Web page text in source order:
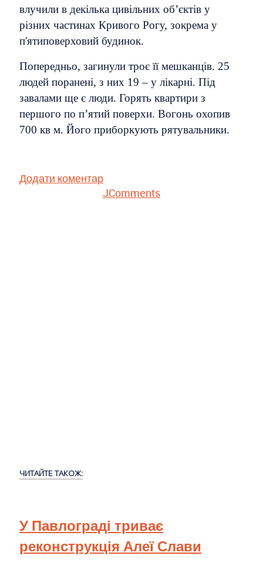
влучили в декілька цивільних об’єктів у
різних частинах Кривого Рогу, зокрема у
п'ятиповерховий будинок.
Попередньо, загинули троє її мешканців. 25
людей поранені, з них 19 – у лікарні. Під
завалами ще є люди. Горять квартири з
першого по п’ятий поверхи. Вогонь охопив
700 кв м. Його приборкують рятувальники.
Додати коментар
JComments
ЧИТАЙТЕ ТАКОЖ:
У Павлограді триває
реконструкція Алеї Слави